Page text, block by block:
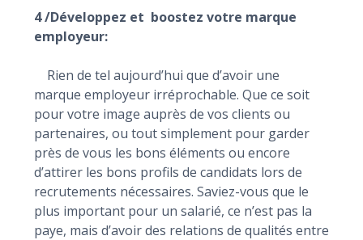
4 /Développez et boostez votre marque
employeur:
Rien de tel aujourd’hui que d’avoir une
marque employeur irréprochable. Que ce soit
pour votre image auprès de vos clients ou
partenaires, ou tout simplement pour garder
près de vous les bons éléments ou encore
d’attirer les bons profils de candidats lors de
recrutements nécessaires. Saviez-vous que le
plus important pour un salarié, ce n’est pas la
paye, mais d’avoir des relations de qualités entre